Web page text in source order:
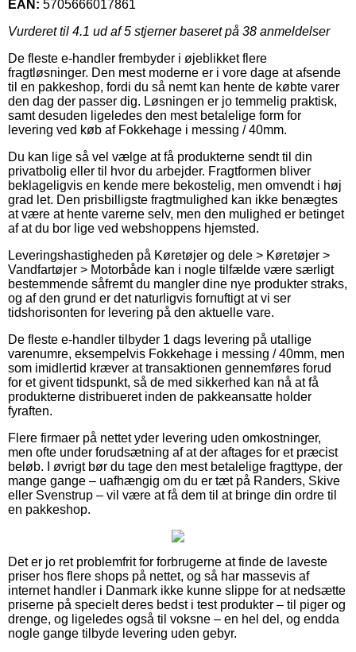
EAN: 5705666017861
Vurderet til 4.1 ud af 5 stjerner baseret på 38 anmeldelser
De fleste e-handler frembyder i øjeblikket flere
fragtløsninger. Den mest moderne er i vore dage at afsende
til en pakkeshop, fordi du så nemt kan hente de købte varer
den dag der passer dig. Løsningen er jo temmelig praktisk,
samt desuden ligeledes den mest betalelige form for
levering ved køb af Fokkehage i messing / 40mm.
Du kan lige så vel vælge at få produkterne sendt til din
privatbolig eller til hvor du arbejder. Fragtformen bliver
beklageligvis en kende mere bekostelig, men omvendt i høj
grad let. Den prisbilligste fragtmulighed kan ikke benægtes
at være at hente varerne selv, men den mulighed er betinget
af at du bor lige ved webshoppens hjemsted.
Leveringshastigheden på Køretøjer og dele > Køretøjer >
Vandfartøjer > Motorbåde kan i nogle tilfælde være særligt
bestemmende såfremt du mangler dine nye produkter straks,
og af den grund er det naturligvis fornuftigt at vi ser
tidshorisonten for levering på den aktuelle vare.
De fleste e-handler tilbyder 1 dags levering på utallige
varenumre, eksempelvis Fokkehage i messing / 40mm, men
som imidlertid kræver at transaktionen gennemføres forud
for et givent tidspunkt, så de med sikkerhed kan nå at få
produkterne distribueret inden de pakkeansatte holder
fyraften.
Flere firmaer på nettet yder levering uden omkostninger,
men ofte under forudsætning af at der aftages for et præcist
beløb. I øvrigt bør du tage den mest betalelige fragttype, der
mange gange – uafhængig om du er tæt på Randers, Skive
eller Svenstrup – vil være at få dem til at bringe din ordre til
en pakkeshop.
Det er jo ret problemfrit for forbrugerne at finde de laveste
priser hos flere shops på nettet, og så har massevis af
internet handler i Danmark ikke kunne slippe for at nedsætte
priserne på specielt deres bedst i test produkter – til piger og
drenge, og ligeledes også til voksne – en hel del, og endda
nogle gange tilbyde levering uden gebyr.